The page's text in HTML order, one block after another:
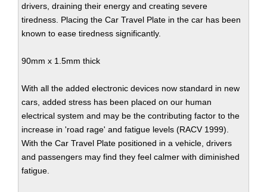
drivers, draining their energy and creating severe
tiredness. Placing the Car Travel Plate in the car has been
known to ease tiredness significantly.
90mm x 1.5mm thick
With all the added electronic devices now standard in new
cars, added stress has been placed on our human
electrical system and may be the contributing factor to the
increase in 'road rage' and fatigue levels (RACV 1999).
With the Car Travel Plate positioned in a vehicle, drivers
and passengers may find they feel calmer with diminished
fatigue.